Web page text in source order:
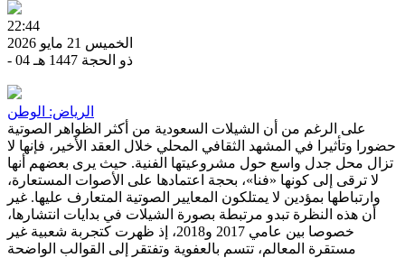
22:44
الخميس 21 مايو 2026
- 04 ذو الحجة 1447 هـ
الرياض: الوطن
على الرغم من أن الشيلات السعودية من أكثر الظواهر الصوتية
حضورا وتأثيرا في المشهد الثقافي المحلي خلال العقد الأخير، فإنها لا
تزال محل جدل واسع حول مشروعيتها الفنية. حيث يرى بعضهم أنها
لا ترقى إلى كونها «فنا»، بحجة اعتمادها على الأصوات المستعارة،
وارتباطها بمؤدين لا يمتلكون المعايير الصوتية المتعارف عليها. غير
أن هذه النظرة تبدو مرتبطة بصورة الشيلات في بدايات انتشارها،
خصوصا بين عامي 2017 و2018، إذ ظهرت كتجربة شعبية غير
مستقرة المعالم، تتسم بالعفوية وتفتقر إلى القوالب الواضحة